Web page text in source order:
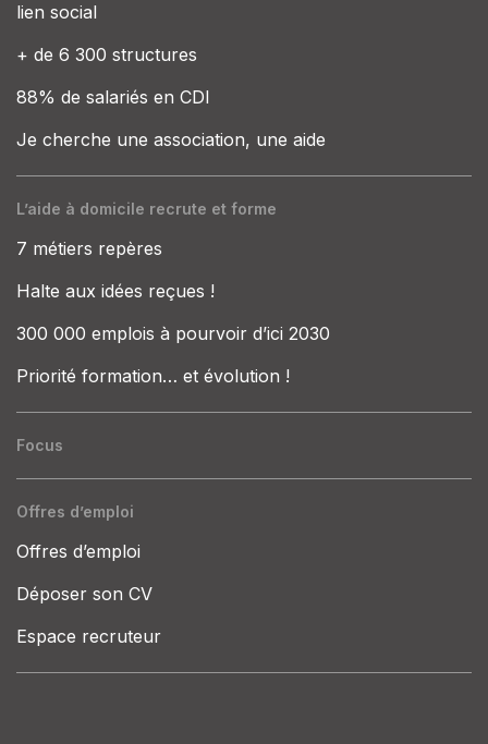
lien social
+ de 6 300 structures
88% de salariés en CDI
Je cherche une association, une aide
L’aide à domicile recrute et forme
7 métiers repères
Halte aux idées reçues !
300 000 emplois à pourvoir d’ici 2030
Priorité formation… et évolution !
Focus
Offres d’emploi
Offres d’emploi
Déposer son CV
Espace recruteur